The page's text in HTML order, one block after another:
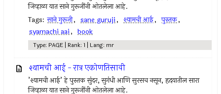
जिव्हाळा यात साने गुरूजींनी ओतलेला आहे.
Tags: साने गुरूजी, sane guruji, श्यामची आई, पुस्तक,
syamachi aai, book
Type: PAGE | Rank: 1 | Lang: mr
श्यामची आई - रात्र एकोणतिसावी
’श्यामची आई’ हे पुस्तक सुंदर, सुगंधी आणि सुरसच नसून, हृदयातील सारा
जिव्हाळा यात साने गुरूजींनी ओतलेला आहे.